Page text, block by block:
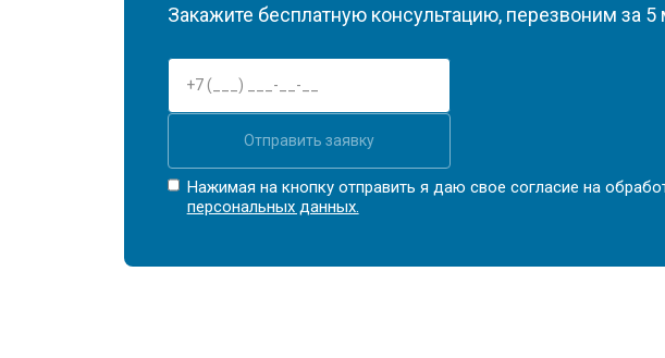
Закажите бесплатную консультацию, перезвоним за 5
Отправить заявку
Нажимая на кнопку отправить я даю свое согласие на
персональных данных.